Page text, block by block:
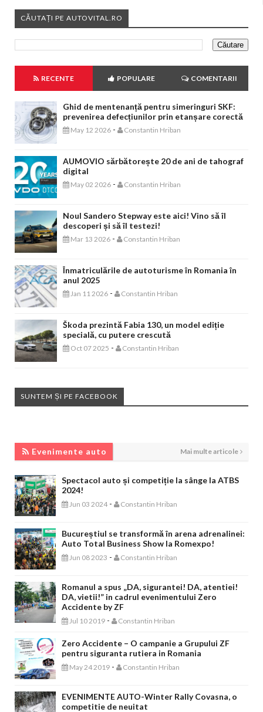
CĂUTAȚI PE AUTOVITAL.RO
RECENTE POPULARE COMENTARII
Ghid de mentenanță pentru simeringuri SKF:
prevenirea defecțiunilor prin etanșare corectă
May 12 2026 - Constantin Hriban
AUMOVIO sărbătorește 20 de ani de tahograf
digital
May 02 2026 - Constantin Hriban
Noul Sandero Stepway este aici! Vino să îl
descoperi și să îl testezi!
Mar 13 2026 - Constantin Hriban
Înmatriculările de autoturisme în Romania în
anul 2025
Jan 11 2026 - Constantin Hriban
Škoda prezintă Fabia 130, un model ediție
specială, cu putere crescută
Oct 07 2025 - Constantin Hriban
SUNTEM ȘI PE FACEBOOK
Evenimente auto Mai multe articole
Spectacol auto și competiție la sânge la ATBS
2024!
Jun 03 2024 - Constantin Hriban
Bucureștiul se transformă în arena adrenalinei:
Auto Total Business Show la Romexpo!
Jun 08 2023 - Constantin Hriban
Romanul a spus „DA, sigurantei! DA, atentiei!
DA, vietii!” in cadrul evenimentului Zero
Accidente by ZF
Jul 10 2019 - Constantin Hriban
Zero Accidente – O campanie a Grupului ZF
pentru siguranta rutiera in Romania
May 24 2019 - Constantin Hriban
EVENIMENTE AUTO-Winter Rally Covasna, o
competitie de neuitat